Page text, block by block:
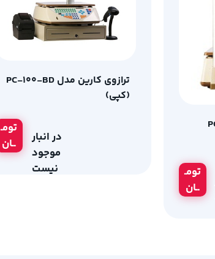
تومـ
ــان
ترازوی کارین مدل PC-100-BD
(کپی)
تومـ
ــان
در انبار
موجود
نیست